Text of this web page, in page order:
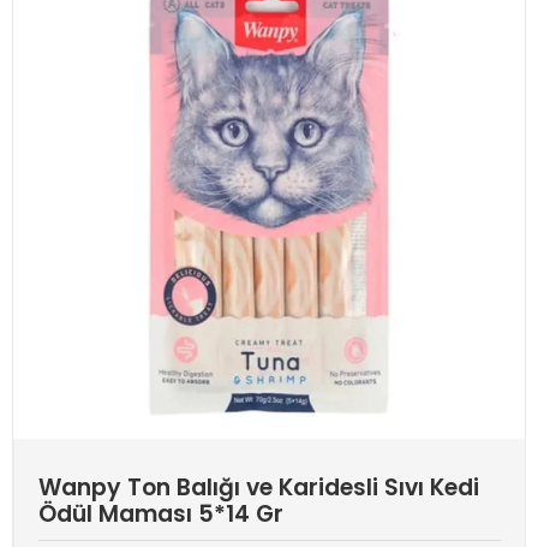
Wanpy Ton Balığı ve Karidesli Sıvı Kedi
Ödül Maması 5*14 Gr